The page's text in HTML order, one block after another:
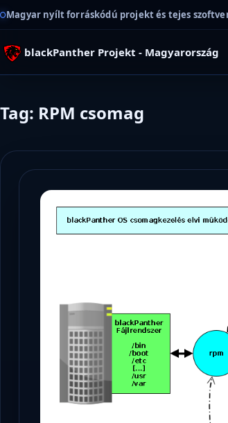
Magyar nyílt forráskódú projekt és tejes
blackPanther Projekt - Magyarország
Tag: RPM csomag